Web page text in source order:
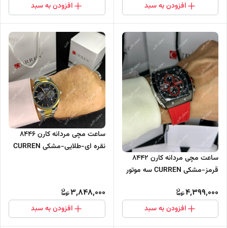
افزودن به سبد افزودن به سبد
ساعت مچی مردانه کارن 8442
قرمز-مشکی CURREN سه موتور
4,399,000
افزودن به سبد
ساعت مچی مردانه کارن 8446
نقره ای-طلایی-مشکی CURREN
3,848,000
افزودن به سبد